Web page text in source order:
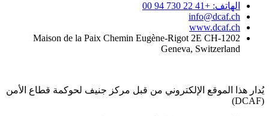
الهاتف: +41 22 730 94 00
info@dcaf.ch
www.dcaf.ch
Maison de la Paix Chemin Eugène-Rigot 2E CH-1202
Geneva, Switzerland
يُدار هذا الموقع الإلكتروني من قبل مركز جنيف لحوكمة قطاع الأمن
(DCAF)